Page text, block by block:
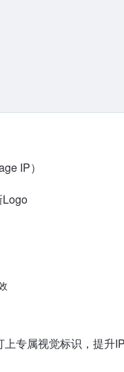
IP）
专属视觉标识，提升